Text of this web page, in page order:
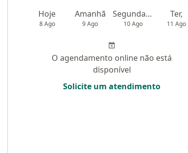
Hoje
8 Ago
Amanhã
9 Ago
Segunda-feira
10 Ago
Ter,
11 Ago
O agendamento online não está
disponível
Solicite um atendimento